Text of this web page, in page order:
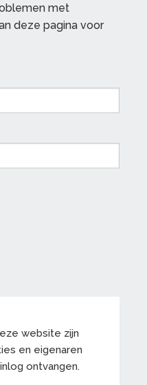
met
deze pagina voor
website zijn
en eigenaren
ontvangen.